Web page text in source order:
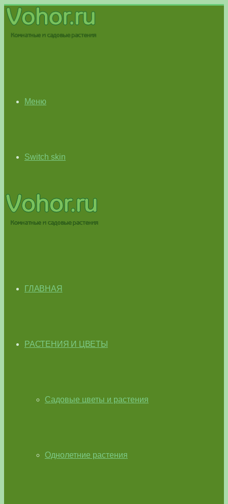
Меню
Switch skin
ГЛАВНАЯ
РАСТЕНИЯ И ЦВЕТЫ
Садовые цветы и растения
Однолетние растения